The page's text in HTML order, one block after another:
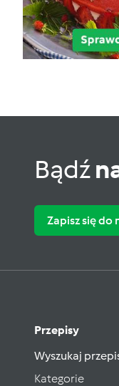
Bądź
Zapisz się do
Przepisy
Wyszukaj
Kategorie